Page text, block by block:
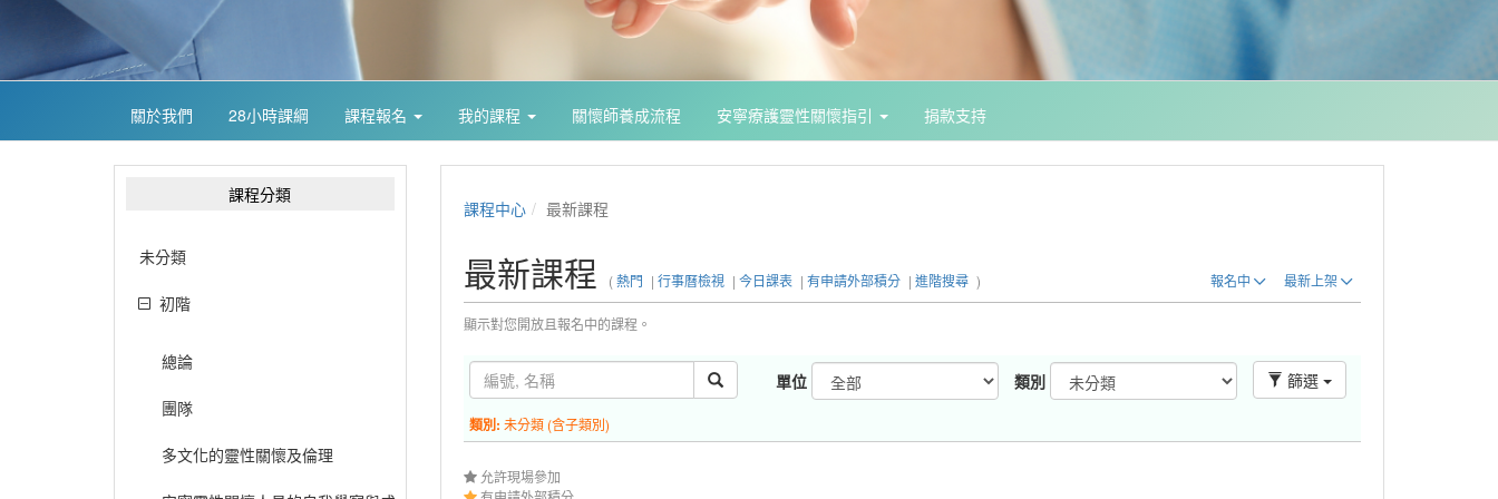
關於我們 28小時課綱 課程報名 我的課程 關懷師養成流程 安寧療護靈性關懷指引 捐款支持
課程分類
未分類
初階
總論
團隊
多文化的靈性關懷及倫理
課程中心 最新課程
最新課程 報名中 最新上架
(熱門 | 行事曆檢視 | 今日課表 | 有申請外部積分 | 進階搜尋 )
顯示對您開放且報名中的課程。
單位 類別 篩選
類別: 未分類 (含子類別)
允許現場參加